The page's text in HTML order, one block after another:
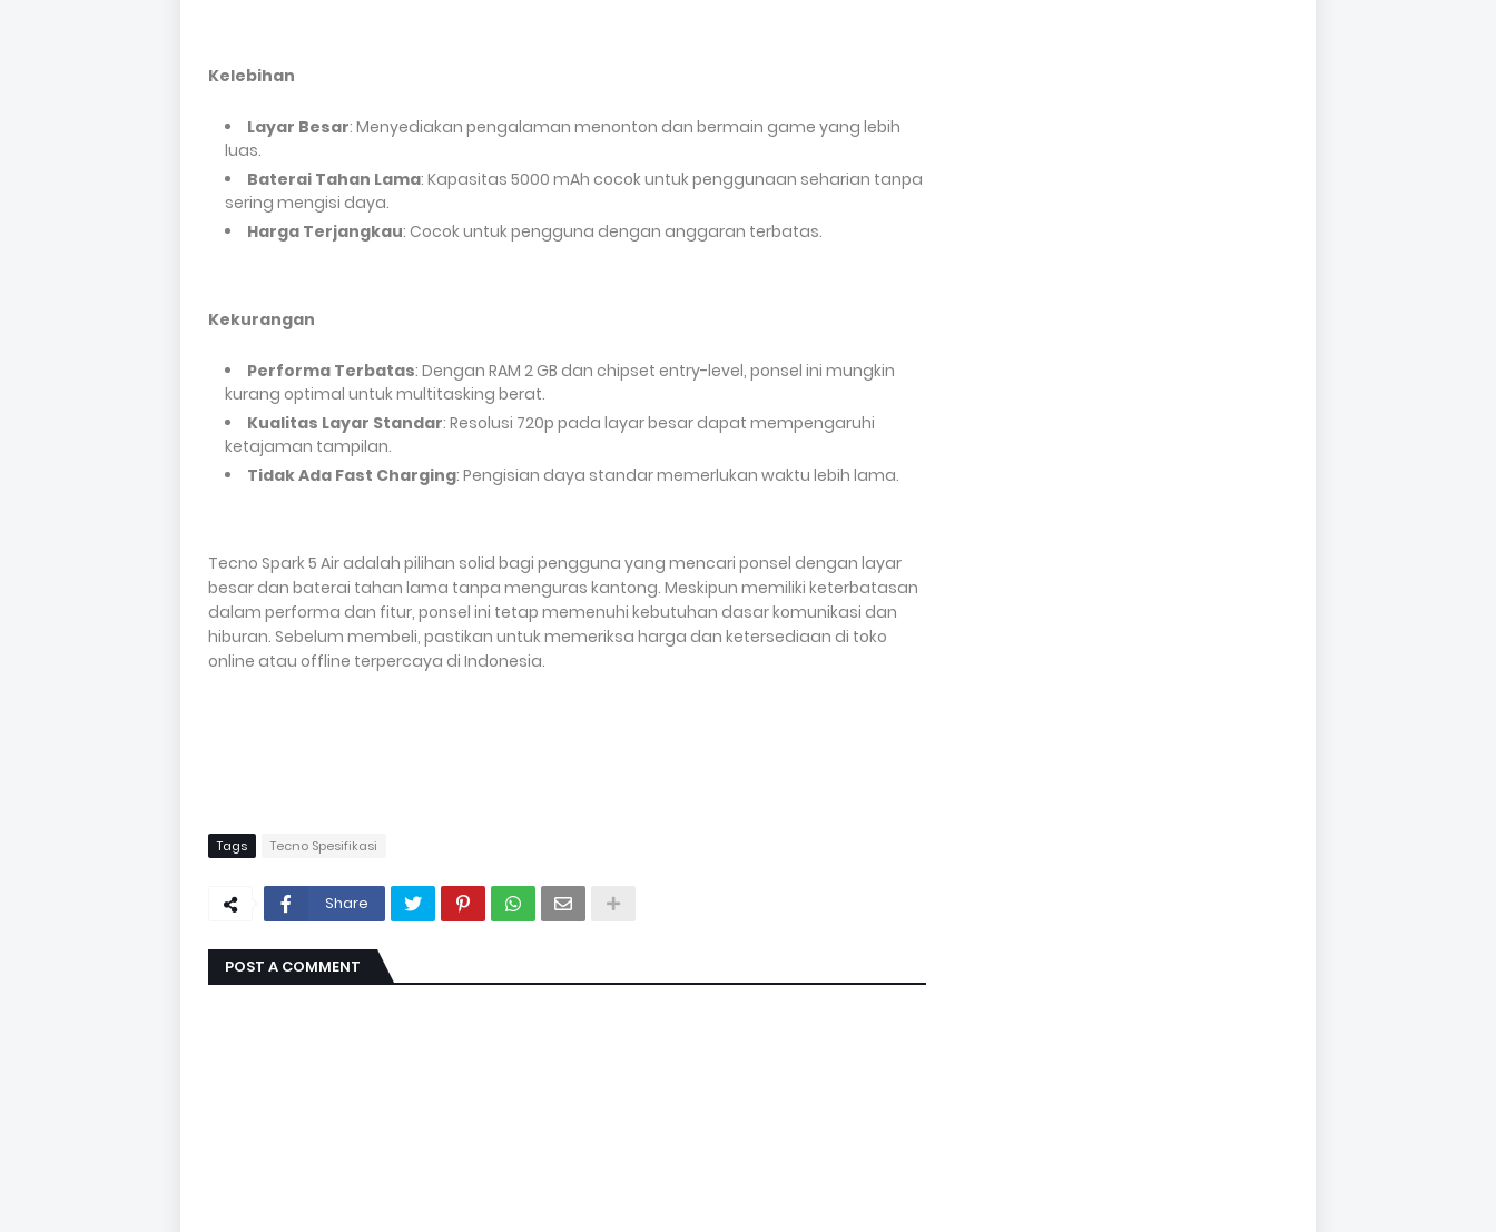
Kelebihan
Layar Besar: Menyediakan pengalaman menonton dan bermain game yang lebih
luas.
Baterai Tahan Lama: Kapasitas 5000 mAh cocok untuk penggunaan seharian tanpa
sering mengisi daya.
Harga Terjangkau: Cocok untuk pengguna dengan anggaran terbatas.
Kekurangan
Performa Terbatas: Dengan RAM 2 GB dan chipset entry-level, ponsel ini mungkin
kurang optimal untuk multitasking berat.
Kualitas Layar Standar: Resolusi 720p pada layar besar dapat mempengaruhi
ketajaman tampilan.
Tidak Ada Fast Charging: Pengisian daya standar memerlukan waktu lebih lama.
Tecno Spark 5 Air adalah pilihan solid bagi pengguna yang mencari ponsel dengan layar
besar dan baterai tahan lama tanpa menguras kantong. Meskipun memiliki keterbatasan
dalam performa dan fitur, ponsel ini tetap memenuhi kebutuhan dasar komunikasi dan
hiburan. Sebelum membeli, pastikan untuk memeriksa harga dan ketersediaan di toko
online atau offline terpercaya di Indonesia.
Tags Tecno Spesifikasi
Share
POST A COMMENT